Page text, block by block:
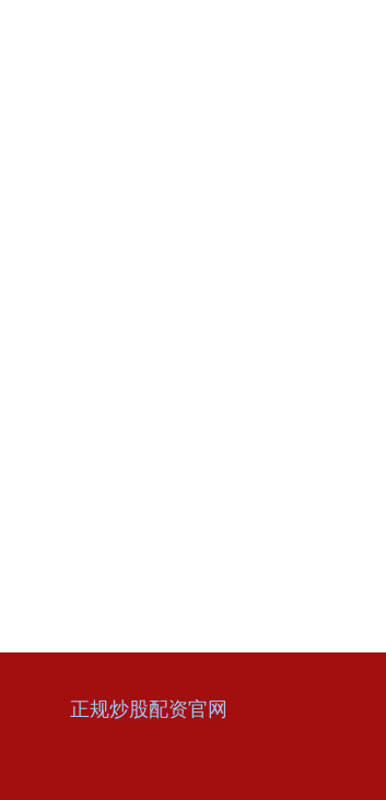
正规炒股配资官网